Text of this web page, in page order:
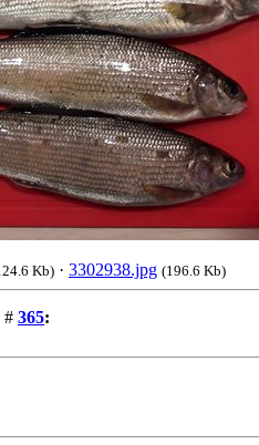
Kb) · 3302938.jpg (196.6 Kb)
# 365: